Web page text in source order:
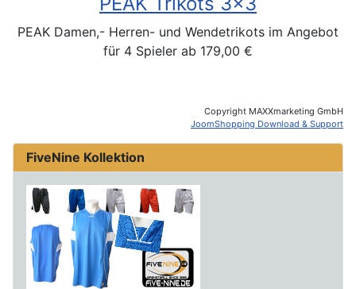
PEAK Damen,- Herren- und Wendetrikots im Angebot
für 4 Spieler ab 179,00 €
Copyright MAXXmarketing GmbH
JoomShopping Download & Support
FiveNine Kollektion